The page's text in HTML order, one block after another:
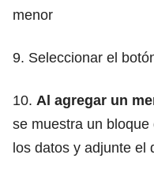
menor
9. Seleccionar el
10. Al agregar un
se muestra un
los datos y adjunte el